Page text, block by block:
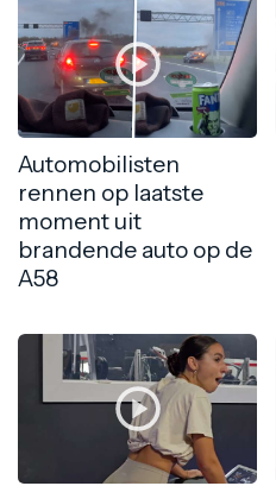
Automobilisten
rennen op laatste
moment uit
brandende auto op de
A58